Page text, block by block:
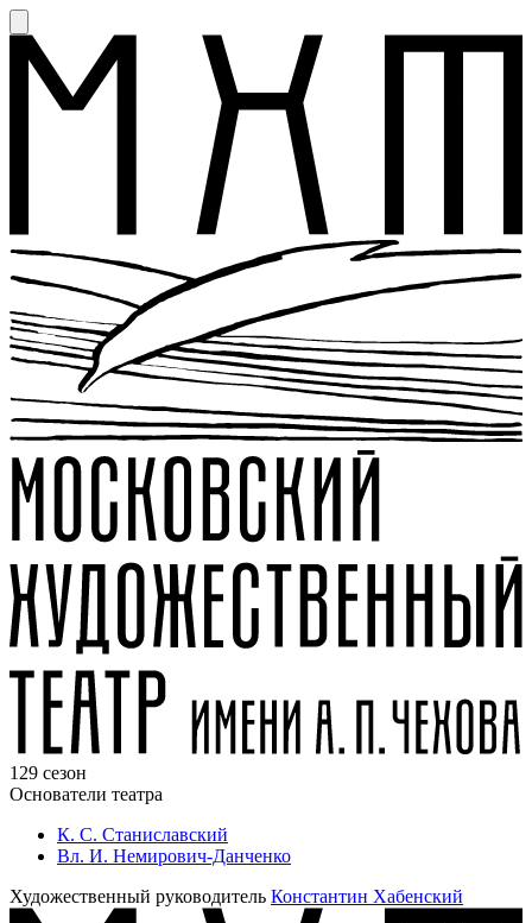
129 сезон
Основатели театра
К. С. Станиславский
Вл. И. Немирович-Данченко
Художественный руководитель Константин Хабенский